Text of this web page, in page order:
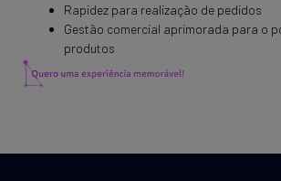
Rapidez para realização de pedidos
Gestão comercial aprimorada para o
produtos